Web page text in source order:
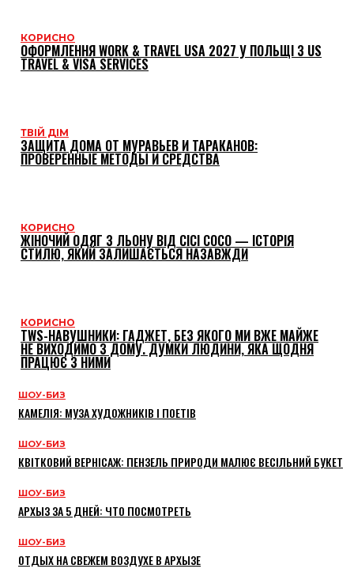
КОРИСНО
ОФОРМЛЕННЯ WORK & TRAVEL USA 2027 У ПОЛЬЩІ З US
TRAVEL & VISA SERVICES
ТВІЙ ДІМ
ЗАЩИТА ДОМА ОТ МУРАВЬЕВ И ТАРАКАНОВ:
ПРОВЕРЕННЫЕ МЕТОДЫ И СРЕДСТВА
КОРИСНО
ЖІНОЧИЙ ОДЯГ З ЛЬОНУ ВІД CICI COCO — ІСТОРІЯ
СТИЛЮ, ЯКИЙ ЗАЛИШАЄТЬСЯ НАЗАВЖДИ
КОРИСНО
TWS-НАВУШНИКИ: ГАДЖЕТ, БЕЗ ЯКОГО МИ ВЖЕ МАЙЖЕ
НЕ ВИХОДИМО З ДОМУ. ДУМКИ ЛЮДИНИ, ЯКА ЩОДНЯ
ПРАЦЮЄ З НИМИ
ШОУ-БИЗ
КАМЕЛІЯ: МУЗА ХУДОЖНИКІВ І ПОЕТІВ
ШОУ-БИЗ
КВІТКОВИЙ ВЕРНІСАЖ: ПЕНЗЕЛЬ ПРИРОДИ МАЛЮЄ ВЕСІЛЬНИЙ БУКЕТ
ШОУ-БИЗ
АРХЫЗ ЗА 5 ДНЕЙ: ЧТО ПОСМОТРЕТЬ
ШОУ-БИЗ
ОТДЫХ НА СВЕЖЕМ ВОЗДУХЕ В АРХЫЗЕ